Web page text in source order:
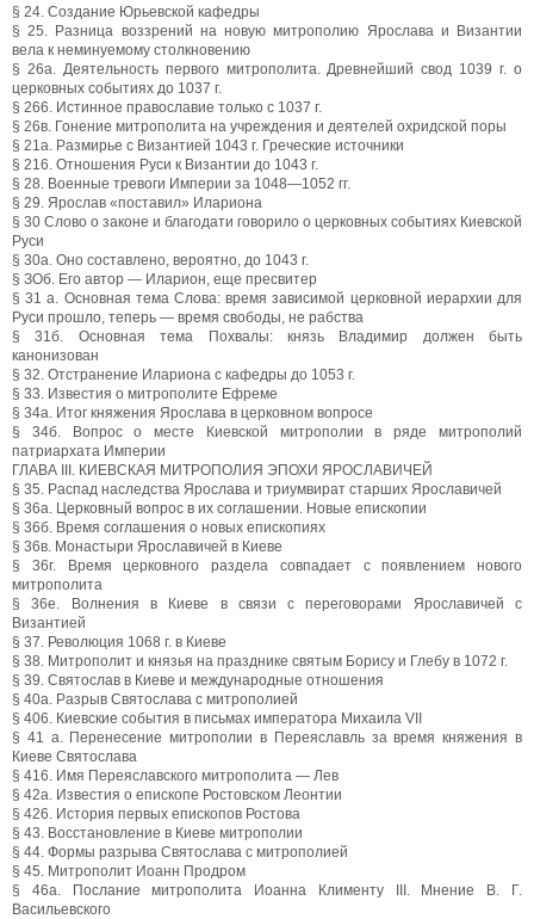
§ 24. Создание Юрьевской кафедры
§ 25. Разница воззрений на новую митрополию Ярослава и Византии
вела к неминуемому столкновению
§ 26а. Деятельность первого митрополита. Древнейший свод 1039 г. о
церковных событиях до 1037 г.
§ 266. Истинное православие только с 1037 г.
§ 26в. Гонение митрополита на учреждения и деятелей охридской поры
§ 21а. Размирье с Византией 1043 г. Греческие источники
§ 216. Отношения Руси к Византии до 1043 г.
§ 28. Военные тревоги Империи за 1048—1052 гг.
§ 29. Ярослав «поставил» Илариона
§ 30 Слово о законе и благодати говорило о церковных событиях Киевской
Руси
§ 30а. Оно составлено, вероятно, до 1043 г.
§ ЗОб. Его автор — Иларион, еще пресвитер
§ 31 а. Основная тема Слова: время зависимой церковной иерархии для
Руси прошло, теперь — время свободы, не рабства
§ 31б. Основная тема Похвалы: князь Владимир должен быть
канонизован
§ 32. Отстранение Илариона с кафедры до 1053 г.
§ 33. Известия о митрополите Ефреме
§ 34а. Итог княжения Ярослава в церковном вопросе
§ 34б. Вопрос о месте Киевской митрополии в ряде митрополий
патриархата Империи
ГЛАВА III. КИЕВСКАЯ МИТРОПОЛИЯ ЭПОХИ ЯРОСЛАВИЧЕЙ
§ 35. Распад наследства Ярослава и триумвират старших Ярославичей
§ 36а. Церковный вопрос в их соглашении. Новые епископии
§ 36б. Время соглашения о новых епископиях
§ 36в. Монастыри Ярославичей в Киеве
§ 36г. Время церковного раздела совпадает с появлением нового
митрополита
§ 36е. Волнения в Киеве в связи с переговорами Ярославичей с
Византией
§ 37. Революция 1068 г. в Киеве
§ 38. Митрополит и князья на празднике святым Борису и Глебу в 1072 г.
§ 39. Святослав в Киеве и международные отношения
§ 40а. Разрыв Святослава с митрополией
§ 406. Киевские события в письмах императора Михаила VII
§ 41 а. Перенесение митрополии в Переяславль за время княжения в
Киеве Святослава
§ 416. Имя Переяславского митрополита — Лев
§ 42а. Известия о епископе Ростовском Леонтии
§ 426. История первых епископов Ростова
§ 43. Восстановление в Киеве митрополии
§ 44. Формы разрыва Святослава с митрополией
§ 45. Митрополит Иоанн Продром
§ 46а. Послание митрополита Иоанна Клименту III. Мнение В. Г.
Васильевского